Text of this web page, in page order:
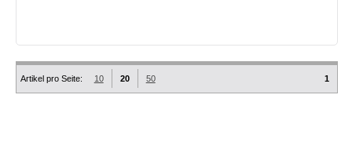
Artikel pro Seite: 10 20 50 1